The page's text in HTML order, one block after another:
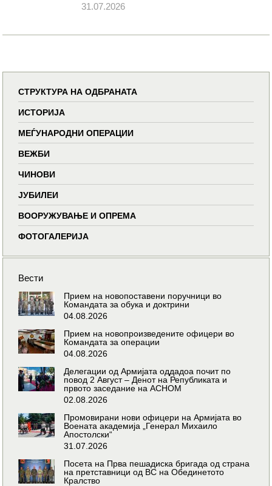
31.07.2026
СТРУКТУРА НА ОДБРАНАТА
ИСТОРИЈА
МЕЃУНАРОДНИ ОПЕРАЦИИ
ВЕЖБИ
ЧИНОВИ
ЈУБИЛЕИ
ВООРУЖУВАЊЕ И ОПРЕМА
ФОТОГАЛЕРИЈА
Вести
Прием на новопоставени поручници во
Командата за обука и доктрини
04.08.2026
Прием на новопроизведените офицери во
Командата за операции
04.08.2026
Делегации од Армијата оддадоа почит по
повод 2 Август – Денот на Републиката и
првото заседание на АСНОМ
02.08.2026
Промовирани нови офицери на Армијата во
Воената академија „Генерал Михаило
Апостолски“
31.07.2026
Посета на Прва пешадиска бригада од страна
на претставници од ВС на Обединетото
Кралство